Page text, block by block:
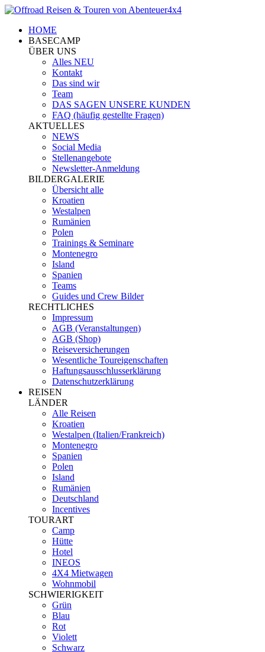
HOME
BASECAMP
ÜBER UNS
Alles NEU
Kontakt
Das sind wir
Team
DAS SAGEN UNSERE KUNDEN
FAQ (häufig gestellte Fragen)
AKTUELLES
NEWS
Social Media
Stellenangebote
Newsletter-Anmeldung
BILDERGALERIE
Übersicht alle
Kroatien
Westalpen
Rumänien
Polen
Trainings & Seminare
Montenegro
Island
Spanien
Teams
Guides und Crew Bilder
RECHTLICHES
Impressum
AGB (Veranstaltungen)
AGB (Shop)
Reiseversicherungen
Wesentliche Toureigenschaften
Haftungsausschlusserklärung
Datenschutzerklärung
REISEN
LÄNDER
Alle Reisen
Kroatien
Westalpen (Italien/Frankreich)
Montenegro
Spanien
Polen
Island
Rumänien
Deutschland
Incentives
TOURART
Camp
Hütte
Hotel
INEOS
4X4 Mietwagen
Wohnmobil
SCHWIERIGKEIT
Grün
Blau
Rot
Violett
Schwarz